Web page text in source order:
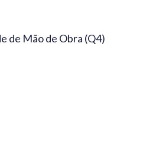
de Mão de Obra (Q4)